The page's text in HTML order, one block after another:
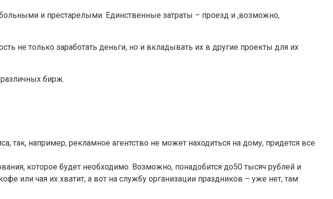
и престарелыми. Единственные затраты – проезд и ,возможно,
не только заработать деньги, но и вкладывать их в другие проекты для их
бирж.
так, например, рекламное агентство не может находиться на дому, придется все
которое будет необходимо. Возможно, понадобится до50 тысяч рублей и
или чая их хватит, а вот на службу организации праздников – уже нет, там